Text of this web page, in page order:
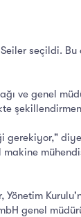
seçildi.
ve genel
gerekiyor,"
genel